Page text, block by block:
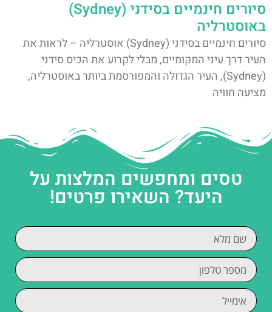
סיורים חינמיים בסידני (Sydney)
באוסטרליה
סיורים חינמיים בסידני (Sydney) אוסטרליה – לראות את
העיר דרך עיני המקומיים, מבלי לקרוע את הכיס סידני
(Sydney), העיר הגדולה והמפורסמת ביותר באוסטרליה,
מציעה חוויה
טסים ומחפשים המלצות על
היעד? השאירו פרטים!